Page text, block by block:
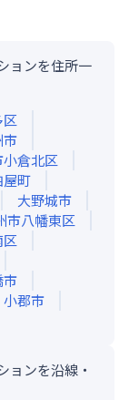
ョンを住所一
市
倉北区
屋町
大野城市
市八幡東区
市
小郡市
ョンを沿線・